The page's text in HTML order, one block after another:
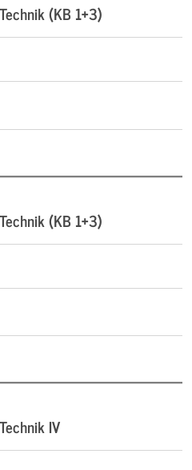
(KB 1+3)
(KB 1+3)
IV